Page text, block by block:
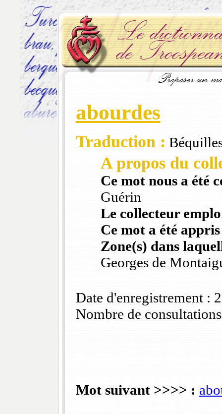
abourdes
Traduction :
A propos du
Ce mot nous a été
Guérin
Le collecteur
Ce mot a été
Zone(s) dans
Georges de
Date d'enregistrement :
Nombre de
Mot suivant >>>> :